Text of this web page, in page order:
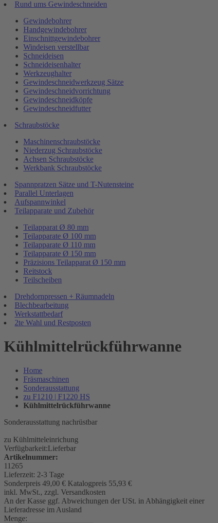
Rund ums Gewindeschneiden
Gewindebohrer
Handgewindebohrer
Einschnittgewindebohrer
Windeisen verstellbar
Schneideisen
Schneideisenhalter
Werkzeughalter
Gewindeschneidwerkzeug Sätze
Gewindeschneidvorrichtung
Gewindeschneidköpfe
Gewindeschneidfutter
Schraubstöcke
Maschinenschraubstöcke
Niederzug Schraubstöcke
Achsen Schraubstöcke
Werkbank Schraubstöcke
Spannpratzen Sätze und T-Nutensteine
Parallel Unterlagen
Aufspannwinkel
Teilapparate und Zubehör
Teilapparat Ø 80 mm
Teilapparate Ø 100 mm
Teilapparate Ø 110 mm
Teilapparate Ø 150 mm
Präzisions Teilapparat Ø 150 mm
Reitstock
Teilscheiben
Drehdornpressen + Räumnadeln
Blechbearbeitung
Werkstattbedarf
2te Wahl und Restposten
Kühlmittelrückführwanne
Home
Fräsmaschinen
Sonderausstattung
zu F1210 | F1220 HS
Kühlmittelrückführwanne
Sonderausstattung nachrüstbar
zu Kühlmitteleinrichung
Verfügbarkeit:Lieferbar
Artikelnummer:
11265
Lieferzeit: 2-3 Tage
Sonderpreis 49,00 € Katalogpreis 55,93 €
inkl. MwSt., zzgl. Versandkosten
An der Kasse ggf. Abweichungen der USt. in Abhängigkeit einer
Lieferadresse im Ausland
Menge: